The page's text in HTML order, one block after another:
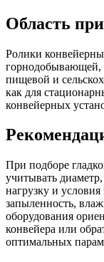
Область
Ролики
горнодобывающей,
пищевой и
как для
конвейерных
При подборе
учитывать
нагрузку и
запыленность,
оборудования
конвейера или
оптимальных